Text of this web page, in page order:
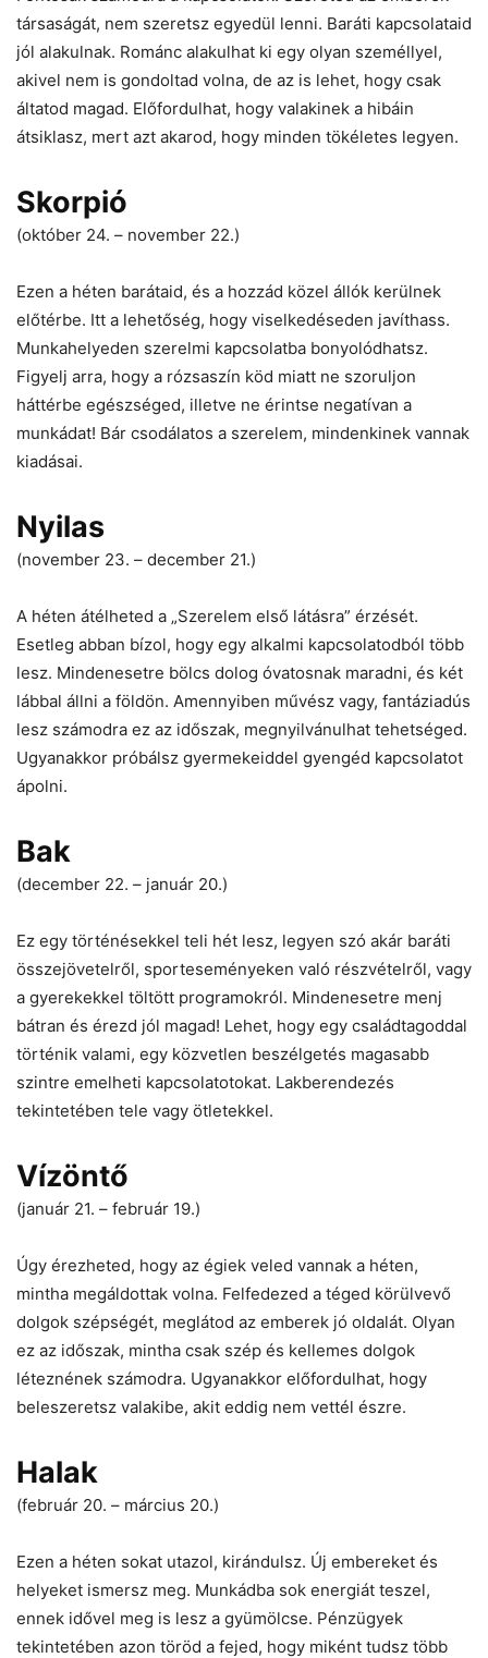
társaságát, nem szeretsz egyedül lenni. Baráti kapcsolataid
jól alakulnak. Románc alakulhat ki egy olyan személlyel,
akivel nem is gondoltad volna, de az is lehet, hogy csak
áltatod magad. Előfordulhat, hogy valakinek a hibáin
átsiklasz, mert azt akarod, hogy minden tökéletes legyen.
Skorpió
(október 24. – november 22.)
Ezen a héten barátaid, és a hozzád közel állók kerülnek
előtérbe. Itt a lehetőség, hogy viselkedéseden javíthass.
Munkahelyeden szerelmi kapcsolatba bonyolódhatsz.
Figyelj arra, hogy a rózsaszín köd miatt ne szoruljon
háttérbe egészséged, illetve ne érintse negatívan a
munkádat! Bár csodálatos a szerelem, mindenkinek vannak
kiadásai.
Nyilas
(november 23. – december 21.)
A héten átélheted a „Szerelem első látásra” érzését.
Esetleg abban bízol, hogy egy alkalmi kapcsolatodból több
lesz. Mindenesetre bölcs dolog óvatosnak maradni, és két
lábbal állni a földön. Amennyiben művész vagy, fantáziadús
lesz számodra ez az időszak, megnyilvánulhat tehetséged.
Ugyanakkor próbálsz gyermekeiddel gyengéd kapcsolatot
ápolni.
Bak
(december 22. – január 20.)
Ez egy történésekkel teli hét lesz, legyen szó akár baráti
összejövetelről, sporteseményeken való részvételről, vagy
a gyerekekkel töltött programokról. Mindenesetre menj
bátran és érezd jól magad! Lehet, hogy egy családtagoddal
történik valami, egy közvetlen beszélgetés magasabb
szintre emelheti kapcsolatotokat. Lakberendezés
tekintetében tele vagy ötletekkel.
Vízöntő
(január 21. – február 19.)
Úgy érezheted, hogy az égiek veled vannak a héten,
mintha megáldottak volna. Felfedezed a téged körülvevő
dolgok szépségét, meglátod az emberek jó oldalát. Olyan
ez az időszak, mintha csak szép és kellemes dolgok
léteznének számodra. Ugyanakkor előfordulhat, hogy
beleszeretsz valakibe, akit eddig nem vettél észre.
Halak
(február 20. – március 20.)
Ezen a héten sokat utazol, kirándulsz. Új embereket és
helyeket ismersz meg. Munkádba sok energiát teszel,
ennek idővel meg is lesz a gyümölcse. Pénzügyek
tekintetében azon töröd a fejed, hogy miként tudsz több